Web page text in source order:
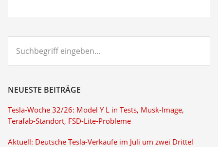
eingeben...
NEUESTE BEITRÄGE
Tesla-Woche 32/26: Model Y L in Tests, Musk-Image,
Terafab-Standort, FSD-Lite-Probleme
Aktuell: Deutsche Tesla-Verkäufe im Juli um zwei Drittel